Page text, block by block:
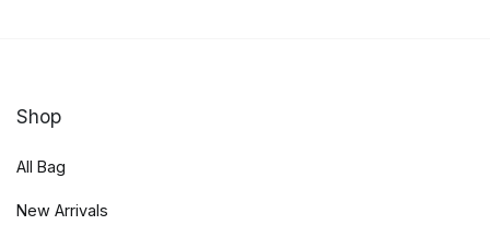
Shop
All Bag
New Arrivals